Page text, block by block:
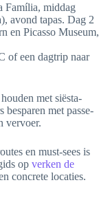
Família, middag
avond tapas. Dag 2
en Picasso Museum,
of een dagtrip naar
met siësta-
besparen met passe-
vervoer.
en must-sees is
op verken de
concrete locaties.